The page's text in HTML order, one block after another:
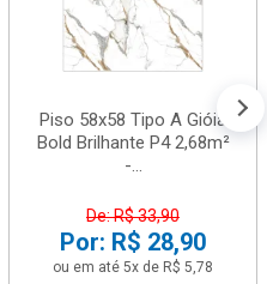
Piso 58x58 Tipo A Gióia
Bold Brilhante P4 2,68m²
-...
De: R$ 33,90
Por: R$ 28,90
ou em até 5x de R$ 5,78